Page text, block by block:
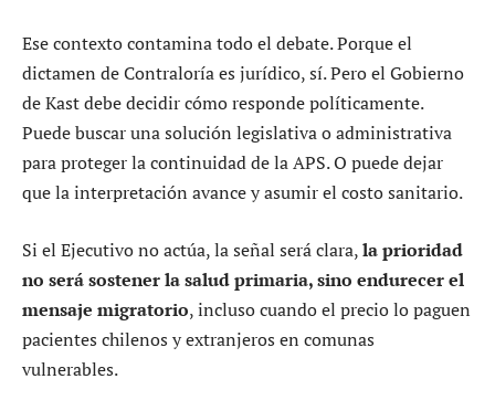
Ese contexto contamina todo el debate. Porque el
dictamen de Contraloría es jurídico, sí. Pero el Gobierno
de Kast debe decidir cómo responde políticamente.
Puede buscar una solución legislativa o administrativa
para proteger la continuidad de la APS. O puede dejar
que la interpretación avance y asumir el costo sanitario.
Si el Ejecutivo no actúa, la señal será clara,la prioridad
no será sostener la salud primaria, sino endurecer el
mensaje migratorio, incluso cuando el precio lo paguen
pacientes chilenos y extranjeros en comunas
vulnerables.